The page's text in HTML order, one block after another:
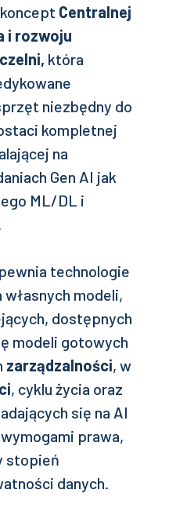
Centralnej
i rozwoju
która
niezbędny do
kompletnej
na
Gen AI jak
ML/DL i
technologie
modeli,
dostępnych
modeli gotowych
zarządzalności, w
, cyklu życia oraz
się na AI
prawa,
stopień
danych.